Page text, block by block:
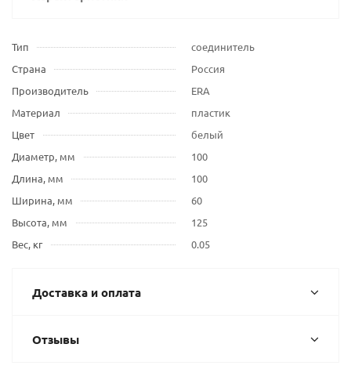
Тип
соединитель
Страна
Россия
Производитель
ERA
Материал
пластик
Цвет
белый
Диаметр, мм
100
Длина, мм
100
Ширина, мм
60
Высота, мм
125
Вес, кг
0.05
Доставка и оплата
Отзывы